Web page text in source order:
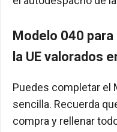
Modelo 040
la UE valorados
Puedes completar el
sencilla. Recuerda
compra y rellenar